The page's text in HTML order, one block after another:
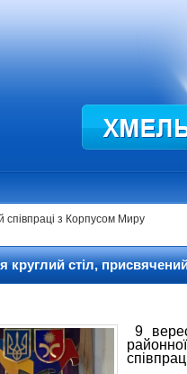
співпраці з Корпусом Миру
круглий стіл,
9